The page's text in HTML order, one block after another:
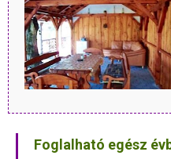
Foglalható egész